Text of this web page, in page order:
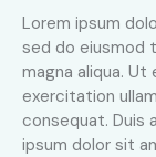
Lorem ipsum
sed do eiusmod
magna aliqua. Ut
exercitation
consequat. Duis
ipsum dolor sit